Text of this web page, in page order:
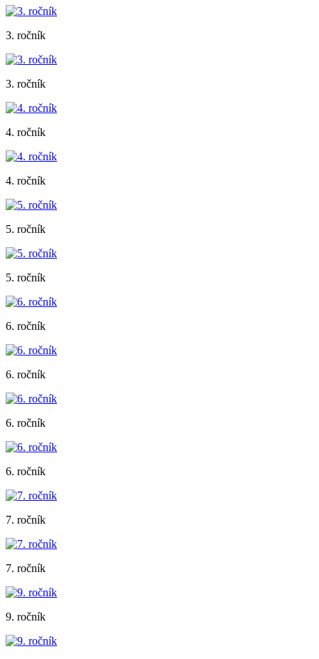
3. ročník
3. ročník
4. ročník
4. ročník
5. ročník
5. ročník
6. ročník
6. ročník
6. ročník
6. ročník
7. ročník
7. ročník
9. ročník